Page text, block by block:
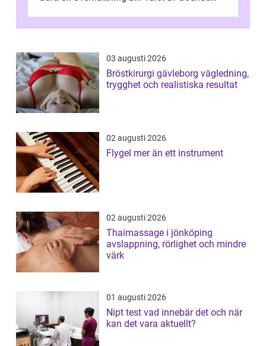
utgå...
03 augusti 2026
Bröstkirurgi gävleborg vägledning,
trygghet och realistiska resultat
02 augusti 2026
Flygel mer än ett instrument
02 augusti 2026
Thaimassage i jönköping
avslappning, rörlighet och mindre
värk
01 augusti 2026
Nipt test vad innebär det och när
kan det vara aktuellt?